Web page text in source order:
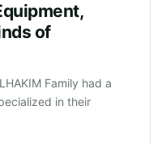
of
Family had a
in their